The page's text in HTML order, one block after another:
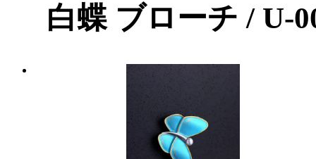
白蝶 ブローチ / U-